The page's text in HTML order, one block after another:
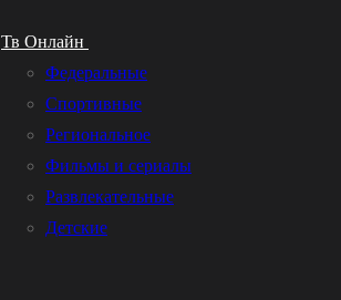
Тв Онлайн
Федеральные
Спортивные
Региональное
Фильмы и сериалы
Развлекательные
Детские